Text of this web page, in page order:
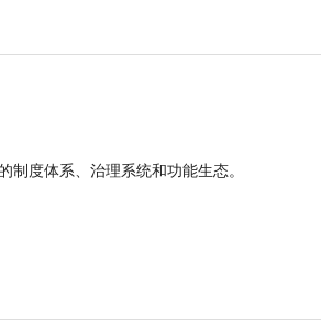
度体系、治理系统和功能生态。